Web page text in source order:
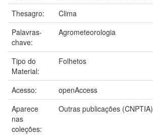
Thesagro:
Clima
Palavras-
chave:
Agrometeorologia
Tipo do
Material:
Folhetos
Acesso:
openAccess
Aparece
nas
coleções:
Outras publicações (CNPTIA)